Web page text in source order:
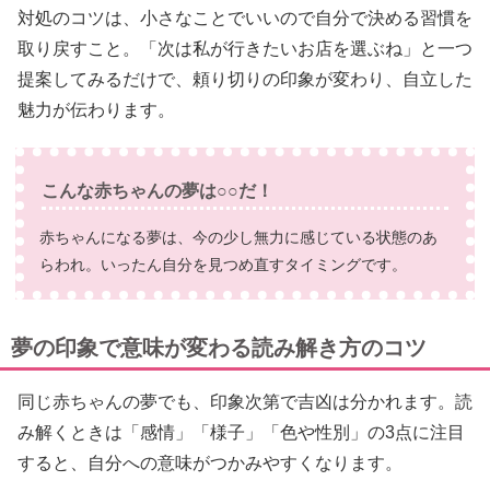
対処のコツは、小さなことでいいので自分で決める習慣を
取り戻すこと。「次は私が行きたいお店を選ぶね」と一つ
提案してみるだけで、頼り切りの印象が変わり、自立した
魅力が伝わります。
こんな赤ちゃんの夢は○○だ！
赤ちゃんになる夢は、今の少し無力に感じている状態のあ
らわれ。いったん自分を見つめ直すタイミングです。
夢の印象で意味が変わる読み解き方のコツ
同じ赤ちゃんの夢でも、印象次第で吉凶は分かれます。読
み解くときは「感情」「様子」「色や性別」の3点に注目
すると、自分への意味がつかみやすくなります。